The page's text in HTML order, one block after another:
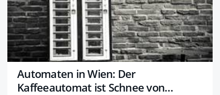
Automaten in Wien: Der
Kaffeeautomat ist Schnee von